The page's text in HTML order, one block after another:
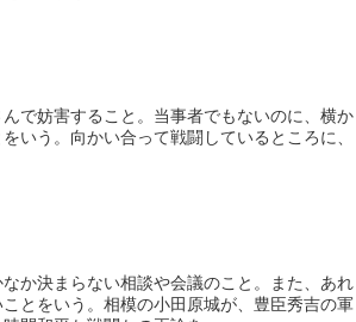
で妨害すること。当事者でもないのに、横か
いう。向かい合って戦闘しているところに、
か決まらない相談や会議のこと。また、あれ
とをいう。相模の小田原城が、豊臣秀吉の軍